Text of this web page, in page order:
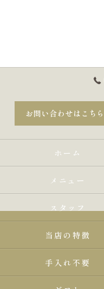
お問い合わせはこちら
ホーム
メニュー
スタッフ
当店の特徴
手入れ不要